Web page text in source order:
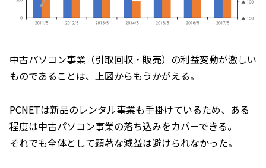
中古パソコン事業（引取回収・販売）の利益変動が激しい
ものであることは、上図からもうかがえる。
PCNETは新品のレンタル事業も手掛けているため、ある
程度は中古パソコン事業の落ち込みをカバーできる。
それでも全体として顕著な減益は避けられなかった。